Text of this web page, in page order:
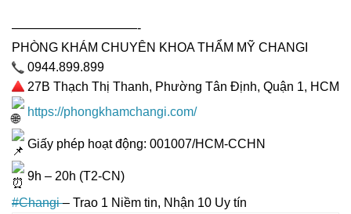
——————————-
PHÒNG KHÁM CHUYÊN KHOA THẨM MỸ CHANGI
0944.899.899
27B Thạch Thị Thanh, Phường Tân Định, Quận 1, HCM
https://phongkhamchangi.com/
Giấy phép hoạt động: 001007/HCM-CCHN
9h – 20h (T2-CN)
#Changi– Trao 1 Niềm tin, Nhận 10 Uy tín